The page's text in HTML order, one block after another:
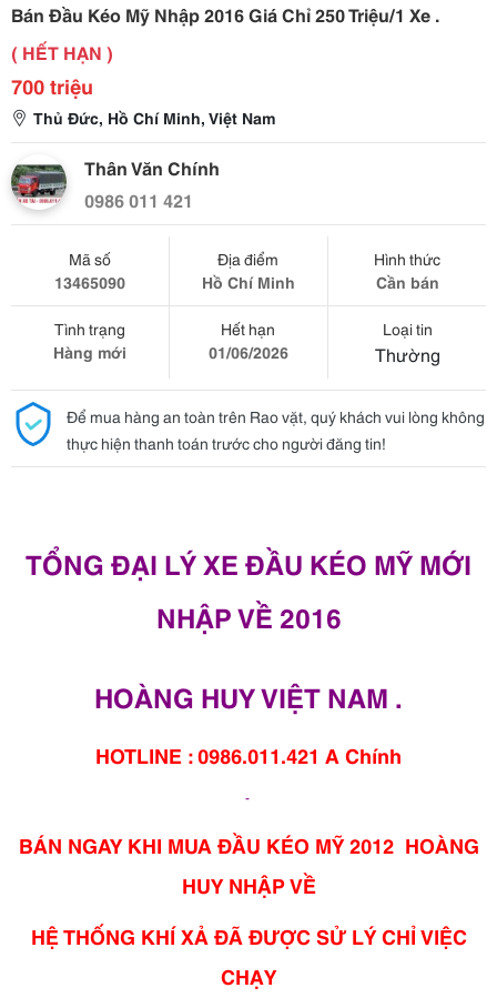
Bán Đầu Kéo Mỹ Nhập 2016 Giá Chỉ 250 Triệu/1 Xe .
( HẾT HẠN )
700 triệu
Thủ Đức, Hồ Chí Minh, Việt Nam
Thân Văn Chính
0986 011 421
Mã số
13465090
Địa điểm
Hồ Chí Minh
Hình thức
Cần bán
Tình trạng
Hàng mới
Hết hạn
01/06/2026
Loại tin
Thường
Để mua hàng an toàn trên Rao vặt, quý khách vui lòng không
thực hiện thanh toán trước cho người đăng tin!
TỔNG ĐẠI LÝ XE ĐẦU KÉO MỸ MỚI
NHẬP VỀ 2016
HOÀNG HUY VIỆT NAM .
HOTLINE : 0986.011.421 A Chính
-
BÁN NGAY KHI MUA ĐẦU KÉO MỸ 2012 HOÀNG
HUY NHẬP VỀ
HỆ THỐNG KHÍ XẢ ĐÃ ĐƯỢC SỬ LÝ CHỈ VIỆC
CHẠY